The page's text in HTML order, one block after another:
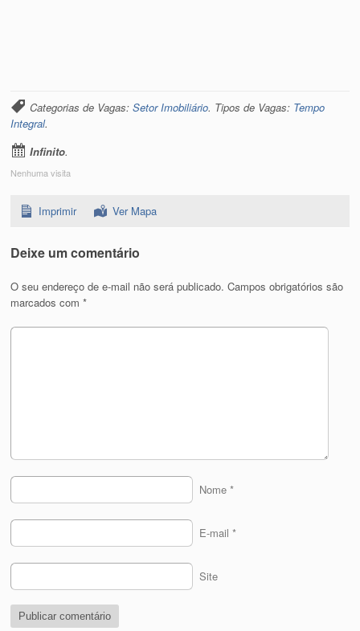
Categorias de Vagas:Setor Imobiliário. Tipos de Vagas: Tempo
Integral.
Infinito.
Nenhuma visita
Imprimir Ver Mapa
Deixe um comentário
O seu endereço de e-mail não será publicado. Campos obrigatórios são
marcados com*
Nome *
E-mail *
Site